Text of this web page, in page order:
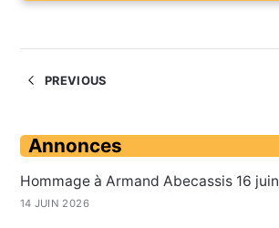
PREVIOUS
Annonces
Hommage à Armand Abecassis 16 juin
14 JUIN 2026